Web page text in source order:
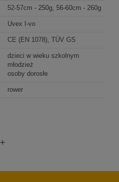
52-57cm - 250g, 56-60cm - 260g
Uvex I-vo
CE (EN 1078), TÜV GS
dzieci w wieku szkolnym
młodzież
osoby dorosłe
rower
+